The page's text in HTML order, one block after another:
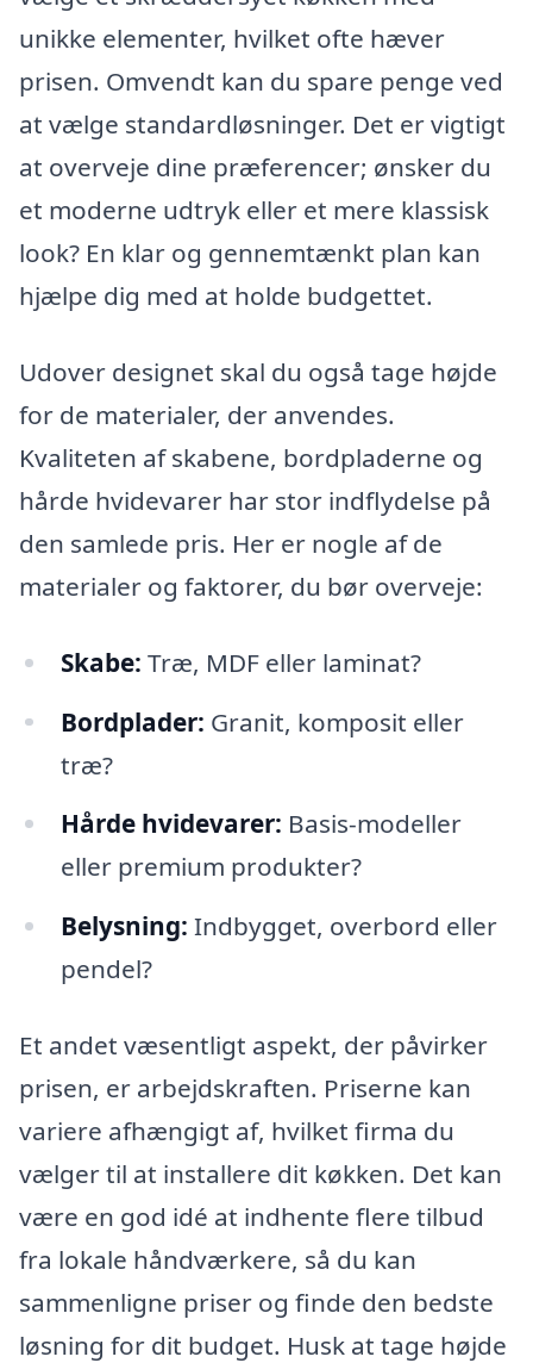
unikke elementer, hvilket ofte hæver
prisen. Omvendt kan du spare penge ved
at vælge standardløsninger. Det er vigtigt
at overveje dine præferencer; ønsker du
et moderne udtryk eller et mere klassisk
look? En klar og gennemtænkt plan kan
hjælpe dig med at holde budgettet.
Udover designet skal du også tage højde
for de materialer, der anvendes.
Kvaliteten af skabene, bordpladerne og
hårde hvidevarer har stor indflydelse på
den samlede pris. Her er nogle af de
materialer og faktorer, du bør overveje:
Skabe: Træ, MDF eller laminat?
Bordplader: Granit, komposit eller
træ?
Hårde hvidevarer: Basis-modeller
eller premium produkter?
Belysning: Indbygget, overbord eller
pendel?
Et andet væsentligt aspekt, der påvirker
prisen, er arbejdskraften. Priserne kan
variere afhængigt af, hvilket firma du
vælger til at installere dit køkken. Det kan
være en god idé at indhente flere tilbud
fra lokale håndværkere, så du kan
sammenligne priser og finde den bedste
løsning for dit budget. Husk at tage højde